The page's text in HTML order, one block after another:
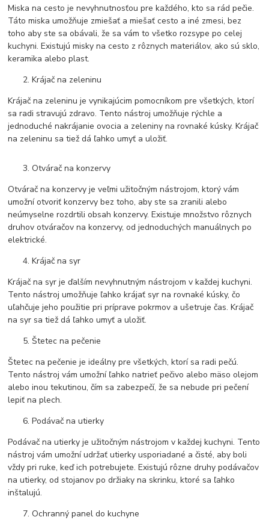
Miska na cesto je nevyhnutnosťou pre každého, kto sa rád pečie.
Táto miska umožňuje zmiešať a miešať cesto a iné zmesi, bez
toho aby ste sa obávali, že sa vám to všetko rozsype po celej
kuchyni. Existujú misky na cesto z rôznych materiálov, ako sú sklo,
keramika alebo plast.
Krájač na zeleninu
Krájač na zeleninu je vynikajúcim pomocníkom pre všetkých, ktorí
sa radi stravujú zdravo. Tento nástroj umožňuje rýchle a
jednoduché nakrájanie ovocia a zeleniny na rovnaké kúsky. Krájač
na zeleninu sa tiež dá ľahko umyť a uložiť.
Otvárač na konzervy
Otvárač na konzervy je veľmi užitočným nástrojom, ktorý vám
umožní otvoriť konzervy bez toho, aby ste sa zranili alebo
neúmyselne rozdrtili obsah konzervy. Existuje množstvo rôznych
druhov otváračov na konzervy, od jednoduchých manuálnych po
elektrické.
Krájač na syr
Krájač na syr je ďalším nevyhnutným nástrojom v každej kuchyni.
Tento nástroj umožňuje ľahko krájať syr na rovnaké kúsky, čo
uľahčuje jeho použitie pri príprave pokrmov a ušetruje čas. Krájač
na syr sa tiež dá ľahko umyť a uložiť.
Štetec na pečenie
Štetec na pečenie je ideálny pre všetkých, ktorí sa radi pečú.
Tento nástroj vám umožní ľahko natrieť pečivo alebo mäso olejom
alebo inou tekutinou, čím sa zabezpečí, že sa nebude pri pečení
lepiť na plech.
Podávač na utierky
Podávač na utierky je užitočným nástrojom v každej kuchyni. Tento
nástroj vám umožní udržať utierky usporiadané a čisté, aby boli
vždy pri ruke, keď ich potrebujete. Existujú rôzne druhy podávačov
na utierky, od stojanov po držiaky na skrinku, ktoré sa ľahko
inštalujú.
Ochranný panel do kuchyne